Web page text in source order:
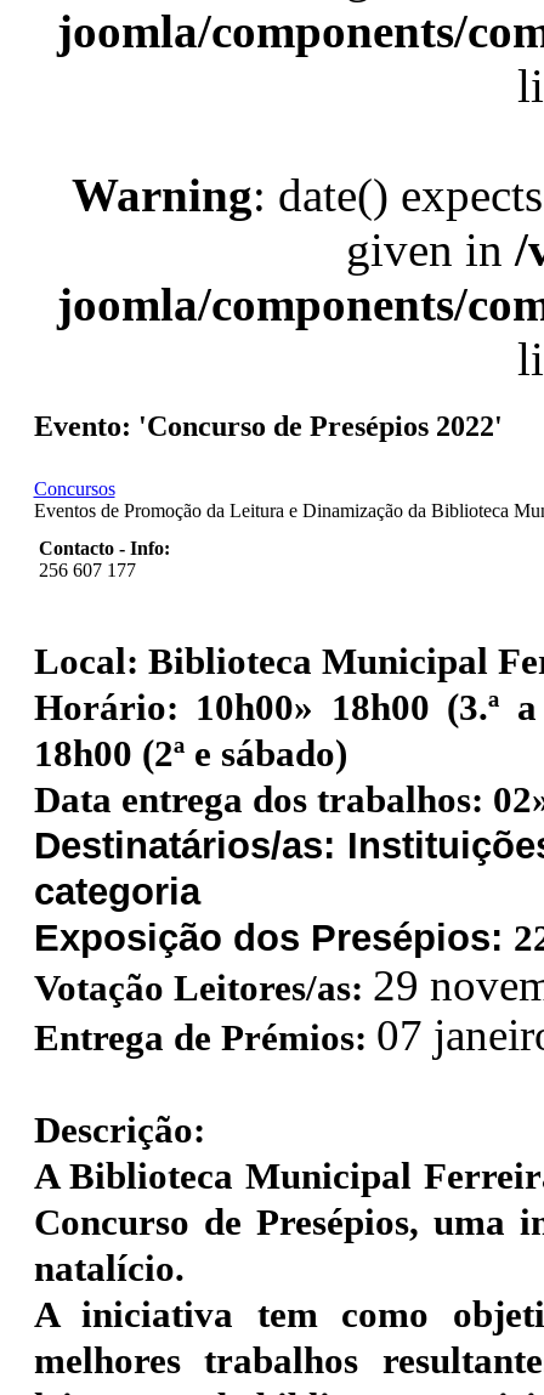
joomla/components/
Warning: date()
given in /
joomla/components/
Evento: 'Concurso de Presépios 2022'
Concursos
Eventos de Promoção da Leitura e Dinamização da Biblioteca
Contacto - Info:
256 607 177
Local: Biblioteca Municipal
Horário: 10h00» 18h00 (3.ª
18h00 (2ª e sábado)
Data entrega dos trabalhos:
Destinatários/as:
categoria
Exposição dos Presépios:
Votação Leitores/as: 29
Entrega de Prémios: 07
Descrição:
A Biblioteca Municipal
Concurso de Presépios, uma
natalício.
A iniciativa tem como
melhores trabalhos